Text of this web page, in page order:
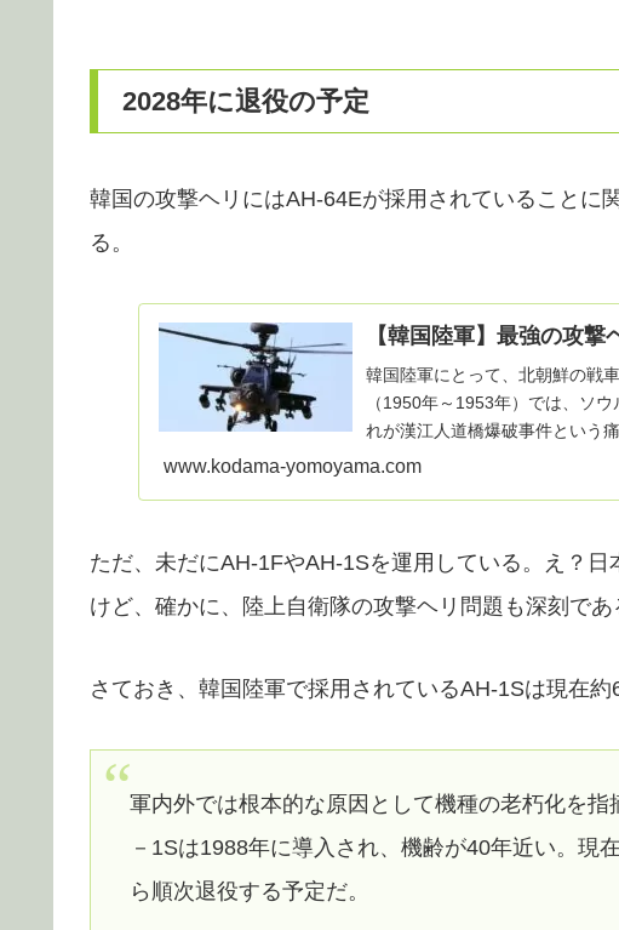
2028年に退役の予定
韓国の攻撃ヘリにはAH-64Eが採用されていることに
る。
【韓国陸軍】最強の攻撃
韓国陸軍にとって、北朝鮮の戦
（1950年～1953年）では、ソ
れが漢江人道橋爆破事件という
れば分かるのでこ...
www.kodama-yomoyama.com
ただ、未だにAH-1FやAH-1Sを運用している。え？
けど、確かに、陸上自衛隊の攻撃ヘリ問題も深刻であ
さておき、韓国陸軍で採用されているAH-1Sは現在
軍内外では根本的な原因として機種の老朽化を
－1Sは1988年に導入され、機齢が40年近い。現
ら順次退役する予定だ。